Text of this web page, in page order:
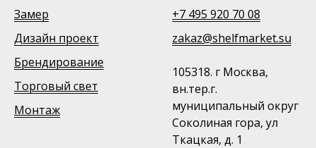
Замер
Дизайн проект
Брендирование
Торговый свет
Монтаж
+7 495 920 70 08
zakaz@shelfmarket.su
105318. г Москва,
вн.тер.г.
муниципальный округ
Соколиная гора, ул
Ткацкая, д. 1